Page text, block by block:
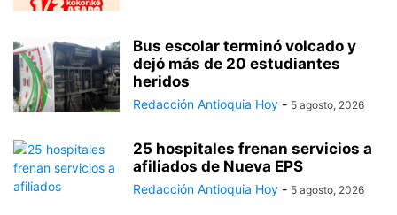
Bus escolar terminó volcado y
dejó más de 20 estudiantes
heridos
Redacción Antioquia Hoy - 5 agosto, 2026
25 hospitales frenan servicios a
afiliados de Nueva EPS
Redacción Antioquia Hoy - 5 agosto, 2026